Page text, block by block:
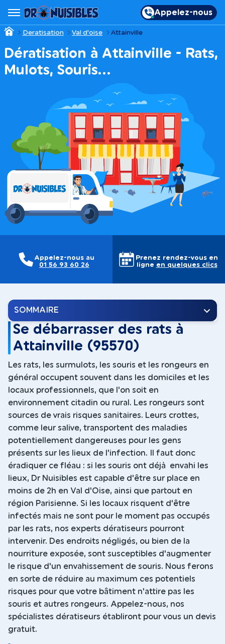
Appelez-nous
Deratisation Val d'oise Attainville
Dératisation à Attainville - Rats,
Mulots, Souris…
Appelez-nous au
01 56 93 60 26
Prenez rendez-vous en
ligne en quelques clics
SOMMAIRE
Se débarrasser des rats à
Attainville (95570)
Les rats, les surmulots, les souris et les rongeurs en
général occupent souvent dans les domiciles et les
locaux professionnels, que l'on soit en
environnement citadin ou rural. Les rongeurs sont
sources de vrais risques sanitaires. Leurs crottes,
comme leur salive, transportent des maladies
potentiellement dangereuses pour les gens
présents sur les lieux de l'infection. Il faut donc
éradiquer ce fléau : si les souris ont déjà envahi les
lieux, Dr Nuisibles est capable d'être sur place en
moins de 2h en Val d'Oise, ainsi que partout en
région Parisienne. Si les locaux risquent d'être
infectés mais ne sont pour le moment pas occupés
par les rats, nos experts dératiseurs pourront
intervenir. Des endroits négligés, ou bien de la
nourriture exposée, sont susceptibles d'augmenter
le risque d'un envahissement de souris. Nous ferons
en sorte de réduire au maximum ces potentiels
risques pour que votre bâtiment n'attire pas les
souris et autres rongeurs. Appelez-nous, nos
spécialistes dératiseurs établiront pour vous un devis
gratuit.